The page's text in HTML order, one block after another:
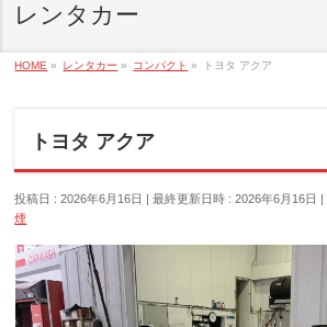
レンタカー
HOME » レンタカー » コンパクト » トヨタ アクア
トヨタ アクア
投稿日 : 2026年6月16日 最終更新日時 : 2026年6月16日
煙